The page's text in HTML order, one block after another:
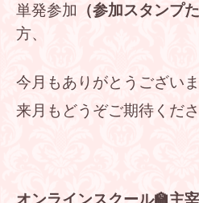
単発参加 （参加スタンプ
方、
今月もありがとうござい
来月もどうぞご期待くだ